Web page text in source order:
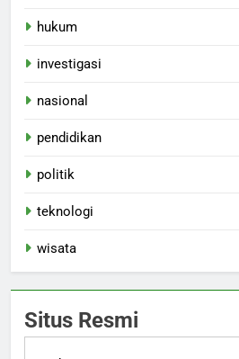
hukum
investigasi
nasional
pendidikan
politik
teknologi
wisata
Situs Resmi